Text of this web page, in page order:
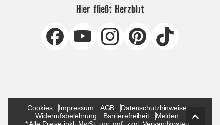
Hier fließt Herzblut
Cookies Impressum AGB
Datenschutzhinweise
Widerrufsbelehrung
Barrierefreiheit
Melden